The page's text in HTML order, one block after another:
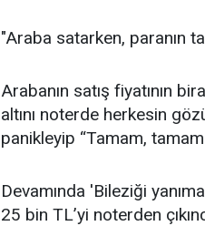
"Araba satarken, paranın
Arabanın satış fiyatının
altını noterde herkesin
panikleyip “Tamam,
Devamında 'Bileziği
25 bin TL’yi noterden